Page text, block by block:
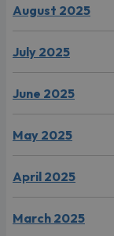
August 2025
July 2025
June 2025
May 2025
April 2025
March 2025